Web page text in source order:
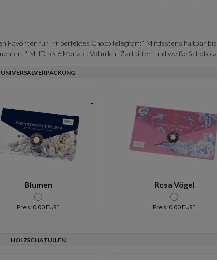
Favoriten für Ihr perfektes ChocoTelegram:* Mindestens haltbar bis
* MHD bis 6 Monate: Vollmilch- Zartbitter- und weiße
UNIVERSALVERPACKUNG
Blumen
Preis: 0.00 EUR*
Rosa Vögel
Preis: 0.00 EUR*
HOLZSCHATULLEN